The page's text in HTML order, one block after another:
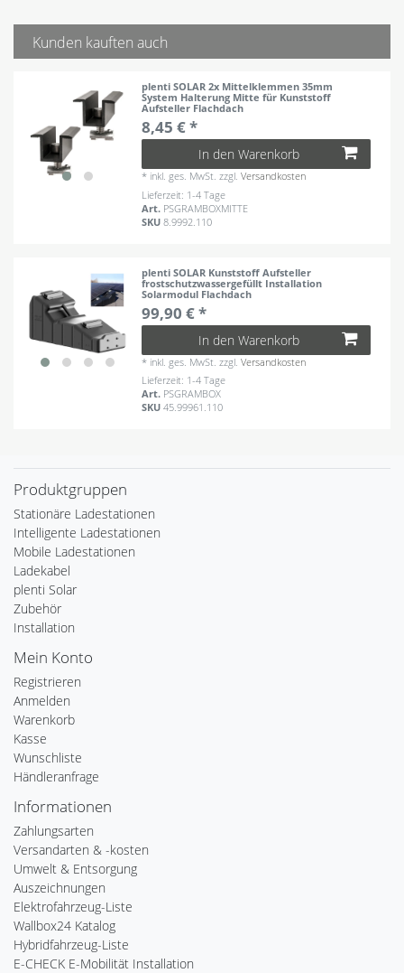
Kunden kauften auch
plenti SOLAR 2x Mittelklemmen 35mm
System Halterung Mitte für Kunststoff
Aufsteller Flachdach
8,45 € *
In den Warenkorb
* inkl. ges. MwSt. zzgl.Versandkosten
Lieferzeit: 1-4 Tage
Art. PSGRAMBOXMITTE
SKU8.9992.110
plenti SOLAR Kunststoff Aufsteller
frostschutzwassergefüllt Installation
Solarmodul Flachdach
99,90 € *
In den Warenkorb
* inkl. ges. MwSt. zzgl.Versandkosten
Lieferzeit: 1-4 Tage
Art. PSGRAMBOX
SKU45.99961.110
Produktgruppen
Stationäre Ladestationen
Intelligente Ladestationen
Mobile Ladestationen
Ladekabel
plenti Solar
Zubehör
Installation
Mein Konto
Registrieren
Anmelden
Warenkorb
Kasse
Wunschliste
Händleranfrage
Informationen
Zahlungsarten
Versandarten & -kosten
Umwelt & Entsorgung
Auszeichnungen
Elektrofahrzeug-Liste
Wallbox24 Katalog
Hybridfahrzeug-Liste
E-CHECK E-Mobilität Installation